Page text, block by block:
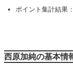
ポイント集計結果
西原加純の基本情